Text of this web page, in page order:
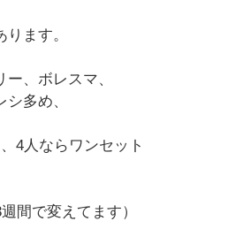
ます。
、ボレスマ、
多め、
4人ならワンセット
間で変えてます）